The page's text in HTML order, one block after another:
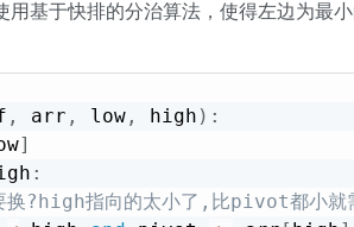
基于快排的分治算法，使得左边为最小
, arr , low, high ) :
]
:
换?high指向的太小了,比pivot都小